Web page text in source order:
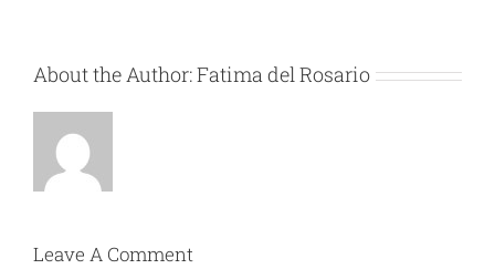
About the Author:Fatima del Rosario
Leave A Comment